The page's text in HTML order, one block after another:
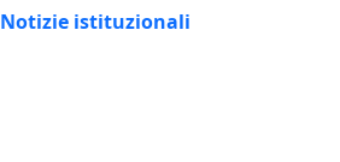
Notizie istituzionali